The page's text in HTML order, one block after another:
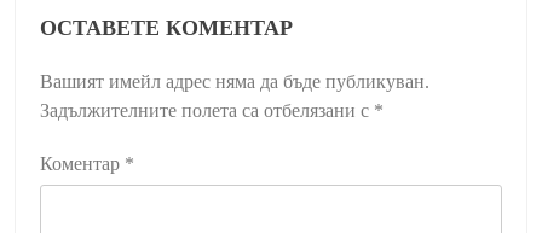
ОСТАВЕТЕ КОМЕНТАР
Вашият имейл адрес няма да бъде публикуван.
Задължителните полета са отбелязани с *
Коментар *